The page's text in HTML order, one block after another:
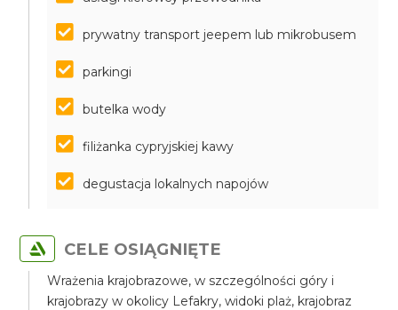
prywatny transport jeepem lub mikrobusem
parkingi
butelka wody
filiżanka cypryjskiej kawy
degustacja lokalnych napojów
CELE OSIĄGNIĘTE
Wrażenia krajobrazowe, w szczególności góry i
krajobrazy w okolicy Lefakry, widoki plaż, krajobraz